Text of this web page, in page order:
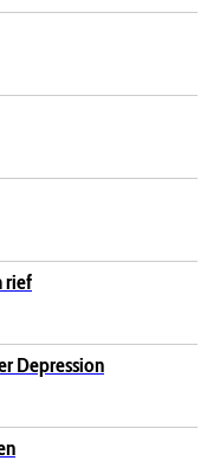
rief
Depression